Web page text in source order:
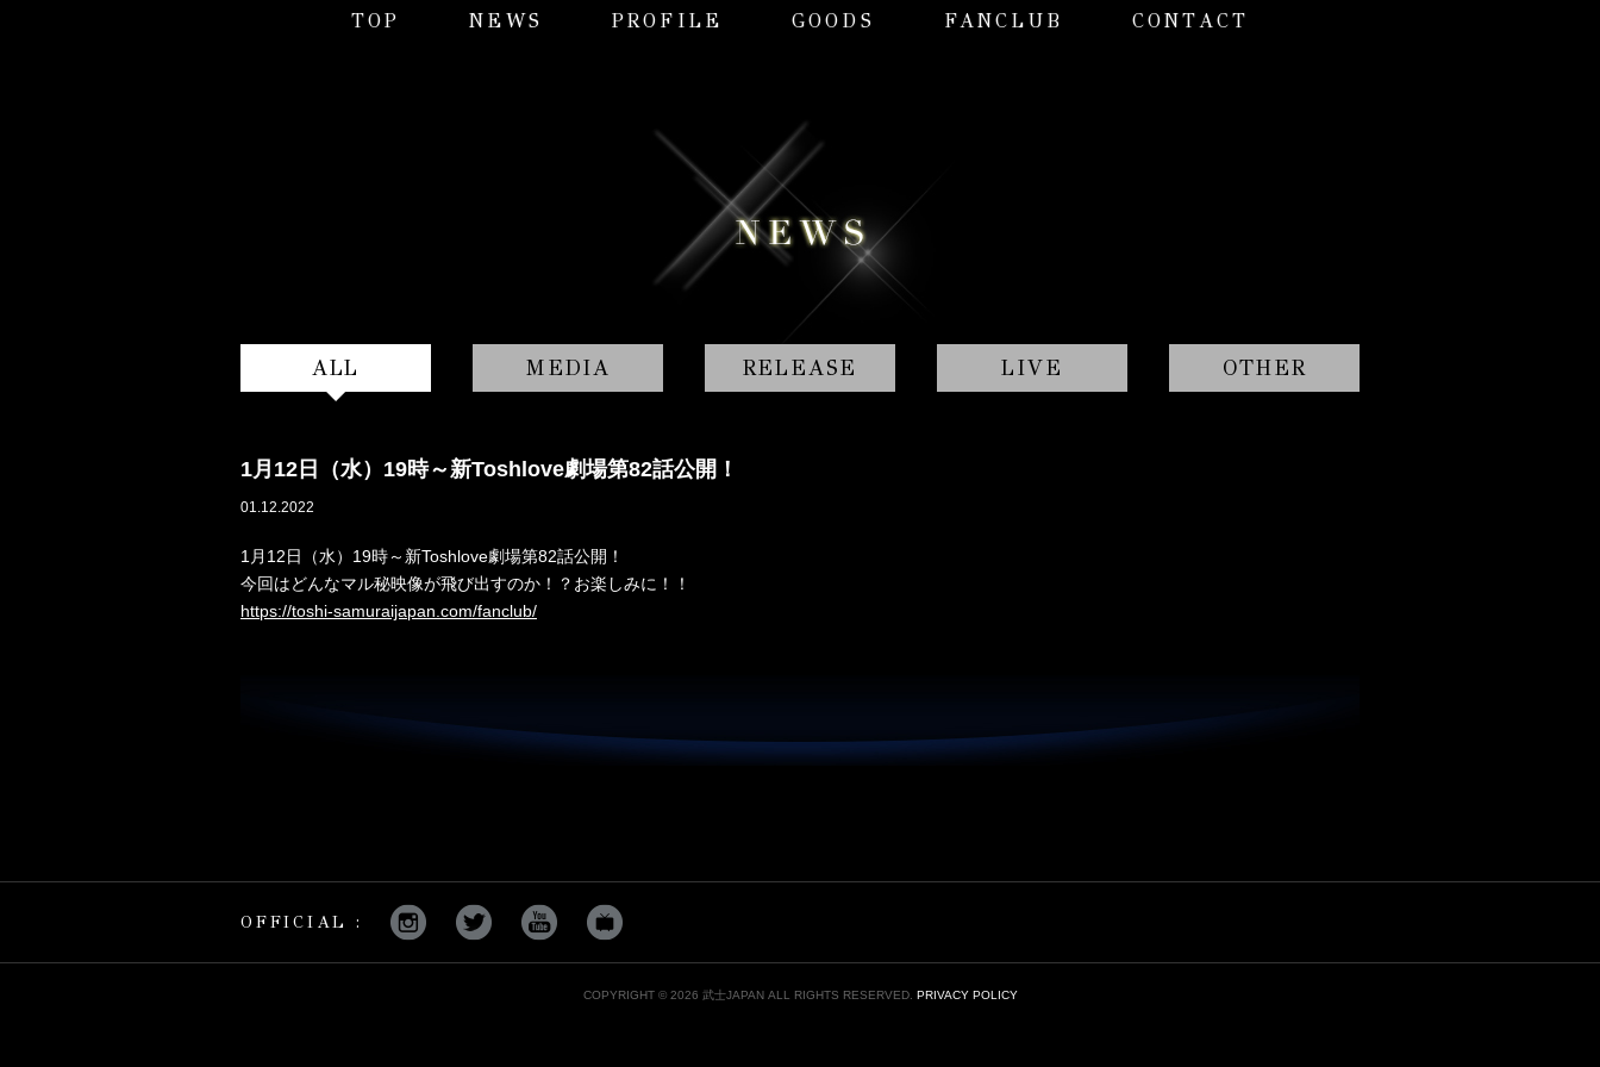
TOP NEWS PROFILE GOODS FANCLUB CONTACT
ALL MEDIA RELEASE LIVE OTHER
1月12日（水）19時～新Toshlove劇場第82話公開！
01.12.2022
1月12日（水）19時～新Toshlove劇場第82話公開！
今回はどんなマル秘映像が飛び出すのか！？お楽しみに！！
https://toshi-samuraijapan.com/fanclub/
OFFICIAL :
COPYRIGHT © 2026 武士JAPAN ALL RIGHTS RESERVED. PRIVACY POLICY